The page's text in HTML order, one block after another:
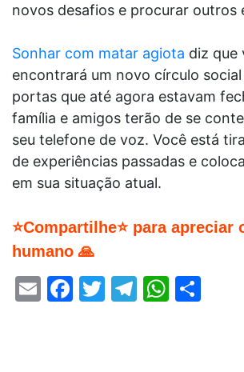
novos desafios e procurar outros
Sonhar com matar agiota diz que
encontrará um novo círculo
portas que até agora estavam
família e amigos terão de se
seu telefone de voz. Você está
de experiências passadas e
em sua situação atual.
⭐Compartilhe⭐ para apreciar
humano 🙏
EmailFacebook
Twitter
Telegram